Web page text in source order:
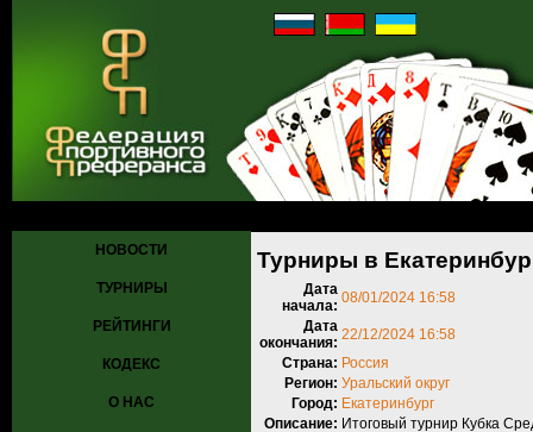
НОВОСТИ
ТУРНИРЫ
РЕЙТИНГИ
КОДЕКС
О НАС
Турниры в
Дата
начала: 08/01/2024 16:58
Дата
окончания: 22/12/2024 16:58
Страна: Россия
Регион: Уральский округ
Город: Екатеринбург
Описание: Итоговый турнир Кубка